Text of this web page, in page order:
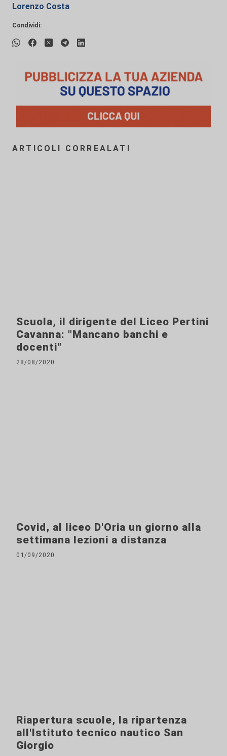
Lorenzo Costa
Condividi:
ARTICOLI CORREALATI
Scuola, il dirigente del Liceo Pertini
Cavanna: "Mancano banchi e
docenti"
28/08/2020
Covid, al liceo D'Oria un giorno alla
settimana lezioni a distanza
01/09/2020
Riapertura scuole, la ripartenza
all'Istituto tecnico nautico San
Giorgio